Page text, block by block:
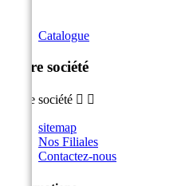
Catalogue
Notre société
Notre société  
sitemap
Nos Filiales
Contactez-nous